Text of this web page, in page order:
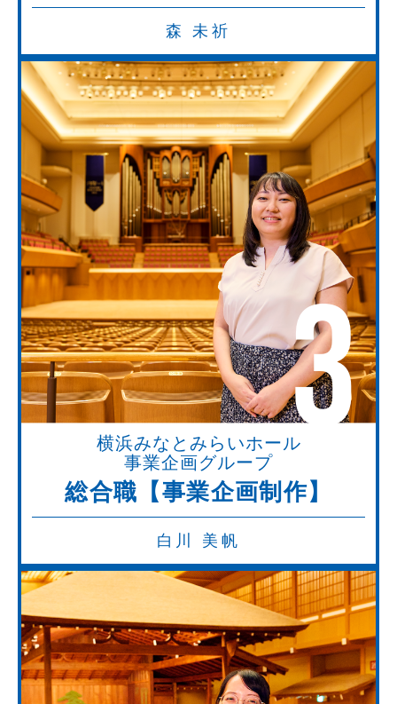
森 未祈
3
横浜みなとみらいホール
事業企画グループ
総合職【事業企画制作】
白川 美帆